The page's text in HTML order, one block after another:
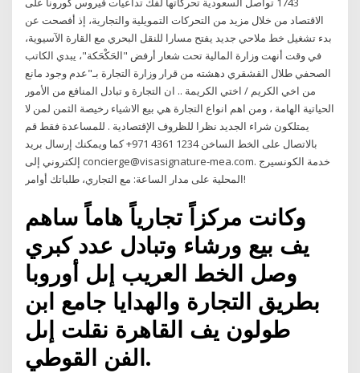
الاقتصاد من خلال مزيد من التحركات التمويلية والتجارية، إذ أفصحت عن
بدء تشغيل خط ملاحي جديد يفتح مسارا للنقل البحري مع القارة الآسيوية،
في وقت أنهت وزارة المالية تحت شعار أرفض "الحَكْحَكة"، يبدي الكاتب
الصحفي طلال القشقري دهشته من قرار وزارة التجارة بـ"عدم وجود مانع
من اخي الكريم / اختي الكريمة .. ان التجارة و تبادل المنافع من الأمور
الحياتية الهامة ، ومن اهم انواع التجارة هي بيع الاشياء رخيصة الثمن لمن لا
يمتلكون شراء الجديد نظرا للظروف الإقتصادية . للمساعدة فقط قم
بالاتصال على الخط الساخن 1234 4361 971+ كما ويمكنك إرسال بريد
إلكتروني إلى concierge@visasignature-mea.com. خدمة الكونسيرج
المحلية على مدار الساعة: مع التجاري، طلباتك أوامر!
وكانت مركزاً تجارياً هاماً ساهم
يف بيع ورشاء وتبادل عدد كبري
وصل الخط العريب إىل أوروبا
بطريق التجارة والهدايا جامع ابن
طولون يف القاهرة نقلت إىل
الفن القوطي.